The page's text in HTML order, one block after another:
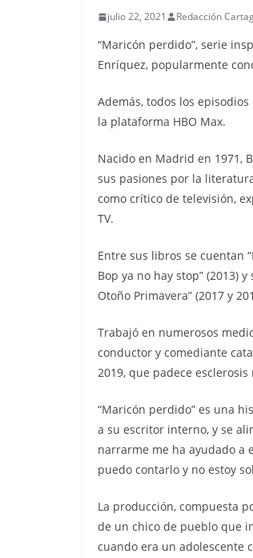
julio 22, 2021 Redacción
“Maricón perdido”, serie
Enríquez, popularmente
Además, todos los
la plataforma HBO Max.
Nacido en Madrid en 1971,
sus pasiones por la
como crítico de televisión,
TV.
Entre sus libros se cuentan
Bop ya no hay stop” (2013)
Otoño Primavera” (2017 y
Trabajó en numerosos
conductor y comediante
2019, que padece
“Maricón perdido” es una
a su escritor interno, y se
narrarme me ha ayudado a
puedo contarlo y no estoy
La producción, compuesta
de un chico de pueblo que
cuando era un adolescente